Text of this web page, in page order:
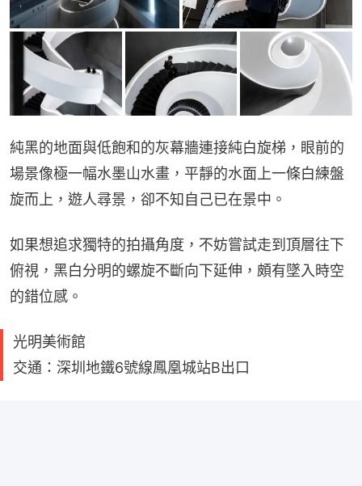
純黑的地面與低飽和的灰幕牆連接純白旋梯，眼前的
場景像極一幅水墨山水畫，平靜的水面上一條白練盤
旋而上，遊人尋景，卻不知自己已在景中。
如果想追求獨特的拍攝角度，不妨嘗試走到頂層往下
俯視，黑白分明的螺旋不斷向下延伸，頗有墜入時空
的錯位感。
光明美術館
交通：深圳地鐵6號線鳳凰城站B出口